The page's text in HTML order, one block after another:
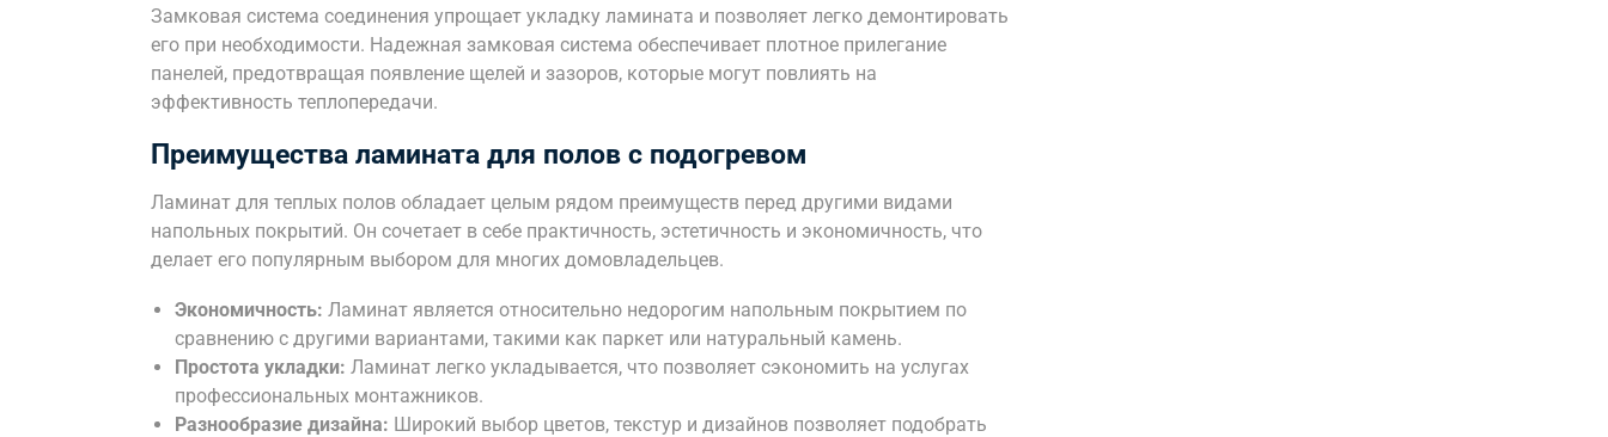
Замковая система соединения упрощает укладку ламината и позволяет легко демонтировать
его при необходимости. Надежная замковая система обеспечивает плотное прилегание
панелей, предотвращая появление щелей и зазоров, которые могут повлиять на
эффективность теплопередачи.
Преимущества ламината для полов с подогревом
Ламинат для теплых полов обладает целым рядом преимуществ перед другими видами
напольных покрытий. Он сочетает в себе практичность, эстетичность и экономичность, что
делает его популярным выбором для многих домовладельцев.
Экономичность: Ламинат является относительно недорогим напольным покрытием по
сравнению с другими вариантами, такими как паркет или натуральный камень.
Простота укладки: Ламинат легко укладывается, что позволяет сэкономить на услугах
профессиональных монтажников.
Разнообразие дизайна: Широкий выбор цветов, текстур и дизайнов позволяет подобрать